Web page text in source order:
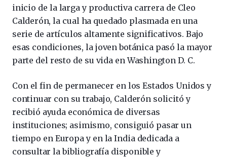
inicio de la larga y productiva carrera de Cleo
Calderón, la cual ha quedado plasmada en una
serie de artículos altamente significativos. Bajo
esas condiciones, la joven botánica pasó la mayor
parte del resto de su vida en Washington D. C.
Con el fin de permanecer en los Estados Unidos y
continuar con su trabajo, Calderón solicitó y
recibió ayuda económica de diversas
instituciones; asimismo, consiguió pasar un
tiempo en Europa y en la India dedicada a
consultar la bibliografía disponible y